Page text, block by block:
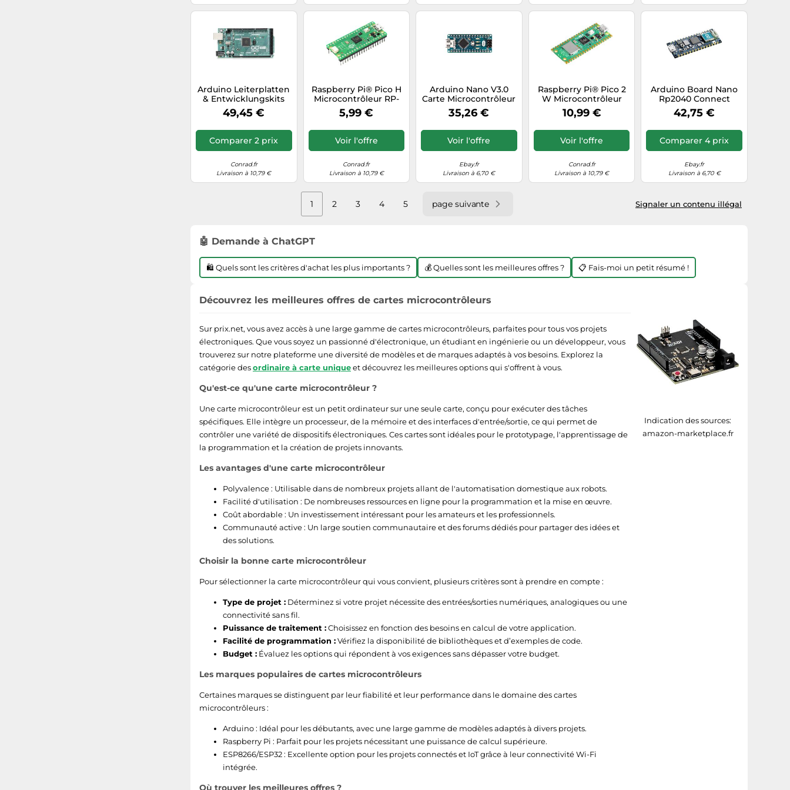
avec Arduino IDE.
Arduino Leiterplatten
& Entwicklungskits
carte de
développement 16
49,45 €
Comparer 2 prix
Conrad.fr
Livraison à 10,79 €
Raspberry Pi® Pico H
Microcontrôleur RP-
PICO-H
5,99 €
Voir l'offre
Conrad.fr
Livraison à 10,79 €
Arduino Nano V3.0
Carte Microcontrôleur
5V 16MHz A000005
Atmel AVR
35,26 €
Voir l'offre
Ebay.fr
Livraison à 6,70 €
Raspberry Pi® Pico 2
W Microcontrôleur
PICO 2W
10,99 €
Voir l'offre
Conrad.fr
Livraison à 10,79 €
Arduino Board Nano
Rp2040 Connect
42,75 €
Comparer 4 prix
Ebay.fr
Livraison à 6,70 €
Signaler un contenu illégal
1 2 3 4 5 page suivante
🤖 Demande à ChatGPT
🛍️ Quels sont les critères d'achat les plus importants ? 💰 Quelles sont les meilleures offres ? 📋 Fais-moi un petit résumé !
Indication des sources:
amazon-marketplace.fr
Découvrez les meilleures offres de cartes microcontrôleurs
Sur prix.net, vous avez accès à une large gamme de cartes microcontrôleurs, parfaites pour tous vos projets
électroniques. Que vous soyez un passionné d'électronique, un étudiant en ingénierie ou un développeur, vous
trouverez sur notre plateforme une diversité de modèles et de marques adaptés à vos besoins. Explorez la
catégorie desordinaire à carte uniqueet découvrez les meilleures options qui s'offrent à vous.
Qu'est-ce qu'une carte microcontrôleur ?
Une carte microcontrôleur est un petit ordinateur sur une seule carte, conçu pour exécuter des tâches
spécifiques. Elle intègre un processeur, de la mémoire et des interfaces d'entrée/sortie, ce qui permet de
contrôler une variété de dispositifs électroniques. Ces cartes sont idéales pour le prototypage, l'apprentissage de
la programmation et la création de projets innovants.
Les avantages d'une carte microcontrôleur
Polyvalence : Utilisable dans de nombreux projets allant de l'automatisation domestique aux robots.
Facilité d'utilisation : De nombreuses ressources en ligne pour la programmation et la mise en œuvre.
Coût abordable : Un investissement intéressant pour les amateurs et les professionnels.
Communauté active : Un large soutien communautaire et des forums dédiés pour partager des idées et
des solutions.
Choisir la bonne carte microcontrôleur
Pour sélectionner la carte microcontrôleur qui vous convient, plusieurs critères sont à prendre en compte :
Type de projet : Déterminez si votre projet nécessite des entrées/sorties numériques, analogiques ou une
connectivité sans fil.
Puissance de traitement :Choisissez en fonction des besoins en calcul de votre application.
Facilité de programmation :Vérifiez la disponibilité de bibliothèques et d’exemples de code.
Budget : Évaluez les options qui répondent à vos exigences sans dépasser votre budget.
Les marques populaires de cartes microcontrôleurs
Certaines marques se distinguent par leur fiabilité et leur performance dans le domaine des cartes
microcontrôleurs :
Arduino : Idéal pour les débutants, avec une large gamme de modèles adaptés à divers projets.
Raspberry Pi : Parfait pour les projets nécessitant une puissance de calcul supérieure.
ESP8266/ESP32 : Excellente option pour les projets connectés et IoT grâce à leur connectivité Wi-Fi
intégrée.
Où trouver les meilleures offres ?